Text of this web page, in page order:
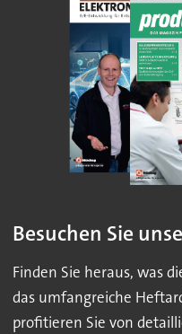
Besuchen Sie
Finden Sie heraus, was
das umfangreiche
profitieren Sie von